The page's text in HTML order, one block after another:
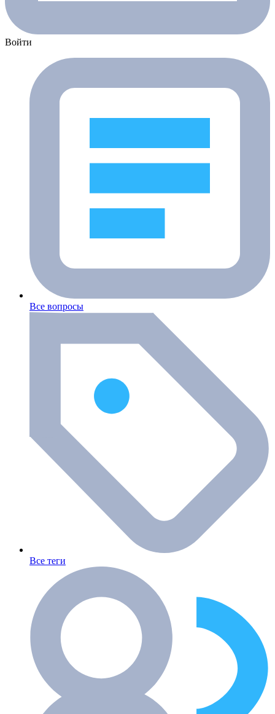
Войти
Все вопросы
Все теги